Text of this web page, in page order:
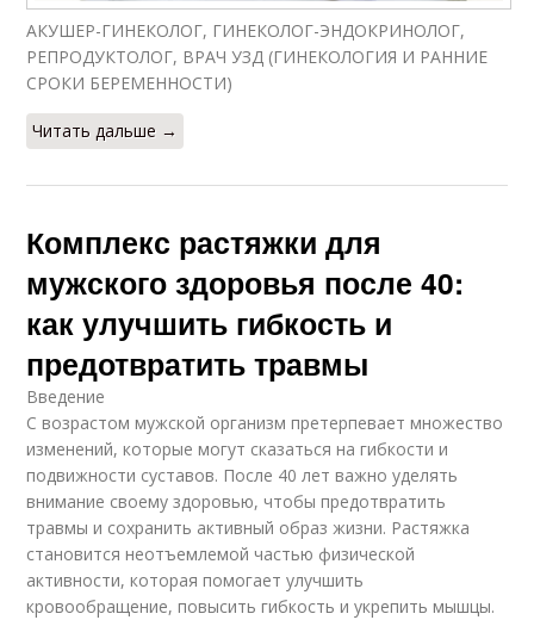
АКУШЕР-ГИНЕКОЛОГ, ГИНЕКОЛОГ-ЭНДОКРИНОЛОГ,
РЕПРОДУКТОЛОГ, ВРАЧ УЗД (ГИНЕКОЛОГИЯ И РАННИЕ
СРОКИ БЕРЕМЕННОСТИ)
Читать дальше →
Комплекс растяжки для
мужского здоровья после 40:
как улучшить гибкость и
предотвратить травмы
Введение
С возрастом мужской организм претерпевает множество
изменений, которые могут сказаться на гибкости и
подвижности суставов. После 40 лет важно уделять
внимание своему здоровью, чтобы предотвратить
травмы и сохранить активный образ жизни. Растяжка
становится неотъемлемой частью физической
активности, которая помогает улучшить
кровообращение, повысить гибкость и укрепить мышцы.